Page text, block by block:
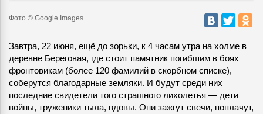
Фото © Google Images
Завтра, 22 июня, ещё до зорьки, к 4 часам утра на холме в
деревне Береговая, где стоит памятник погибшим в боях
фронтовикам (более 120 фамилий в скорбном списке),
соберутся благодарные земляки. И будут среди них
последние свидетели того страшного лихолетья — дети
войны, труженики тыла, вдовы. Они зажгут свечи, поплачут,